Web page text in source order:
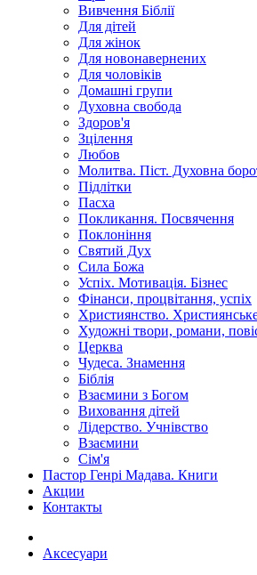
Вивчення Біблії
Для дітей
Для жінок
Для новонавернених
Для чоловіків
Домашні групи
Духовна свобода
Здоров'я
Зцілення
Любов
Молитва. Піст. Духовна
Підлітки
Пасха
Покликання. Посвячення
Поклоніння
Святий Дух
Сила Божа
Успіх. Мотивація. Бізнес
Фінанси, процвітання, успіх
Християнство.
Художні твори, романи,
Церква
Чудеса. Знамення
Біблія
Взаємини з Богом
Виховання дітей
Лідерство. Учнівство
Взаємини
Сім'я
Пастор Генрі Мадава. Книги
Акции
Контакты
Аксесуари